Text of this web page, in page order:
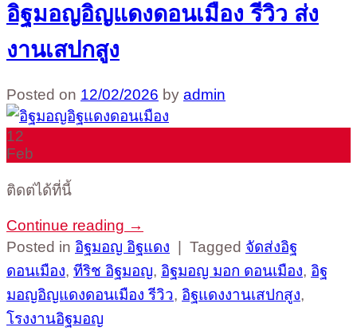
อิฐมอญอิญแดงดอนเมือง รีวิว ส่ง
งานเสปกสูง
Posted on 12/02/2026 by admin
12
Feb
ติดต่ได้ที่นี้
Continue reading →
Posted in อิฐมอญ อิฐแดง | Tagged จัดส่งอิฐ
ดอนเมือง, ทีริช อิฐมอญ, อิฐมอญ มอก ดอนเมือง, อิฐ
มอญอิญแดงดอนเมือง รีวิว, อิฐแดงงานเสปกสูง,
โรงงานอิฐมอญ